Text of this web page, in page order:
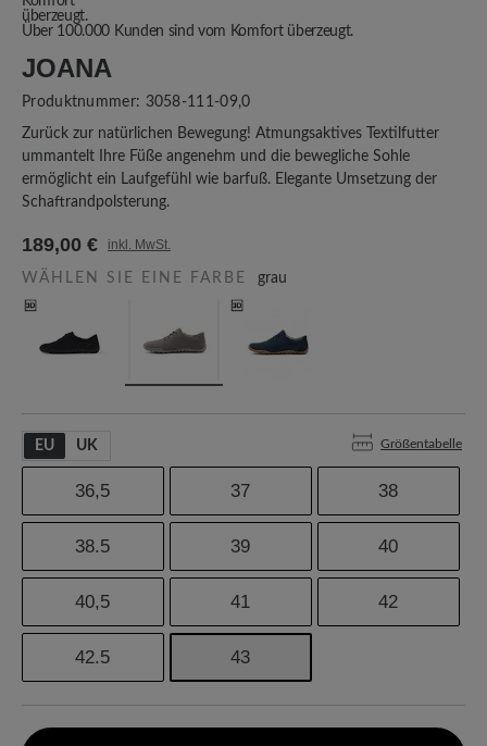
Über 100.000 Kunden sind vom Komfort überzeugt.
JOANA
Produktnummer: 3058-111-09,0
Zurück zur natürlichen Bewegung! Atmungsaktives Textilfutter
ummantelt Ihre Füße angenehm und die bewegliche Sohle
ermöglicht ein Laufgefühl wie barfuß. Elegante Umsetzung der
Schaftrandpolsterung.
189,00 € inkl. MwSt.
WÄHLEN SIE EINE FARBE grau
EU UK Größentabelle
36,5 37 38
38.5 39 40
40,5 41 42
42.5 43